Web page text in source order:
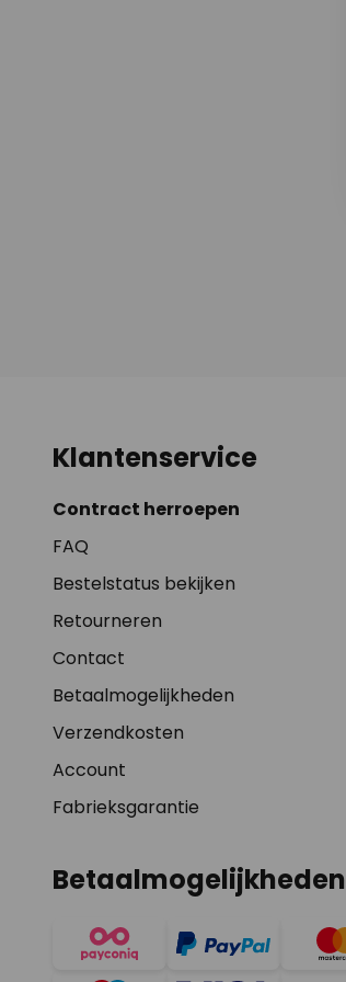
Klantenservice
Contract herroepen
FAQ
Bestelstatus bekijken
Retourneren
Contact
Betaalmogelijkheden
Verzendkosten
Account
Fabrieksgarantie
Betaalmogelijkheden